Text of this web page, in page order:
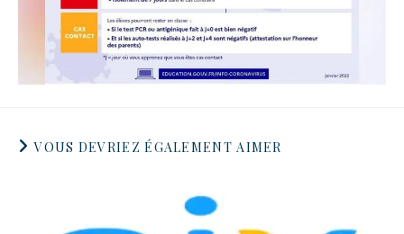
VOUS DEVRIEZ ÉGALEMENT AIMER